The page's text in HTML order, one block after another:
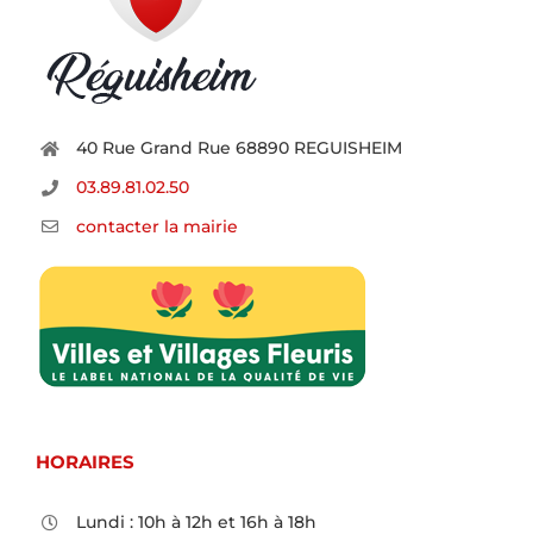
40 Rue Grand Rue 68890 REGUISHEIM
03.89.81.02.50
contacter la mairie
HORAIRES
Lundi : 10h à 12h et 16h à 18h